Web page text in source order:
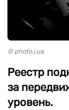
© photo.i.ua
Реестр
за
уровень.